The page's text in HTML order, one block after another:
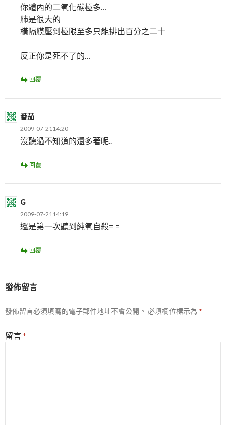
你體內的二氧化碳極多…
肺是很大的
橫隔膜壓到極限至多只能排出百分之二十
反正你是死不了的…
回覆
番茄
2009-07-2114:20
沒聽過不知道的還多著呢..
回覆
G
2009-07-2114:19
還是第一次聽到純氧自殺= =
回覆
發佈留言
發佈留言必須填寫的電子郵件地址不會公開。 必填欄位標示為 *
留言*